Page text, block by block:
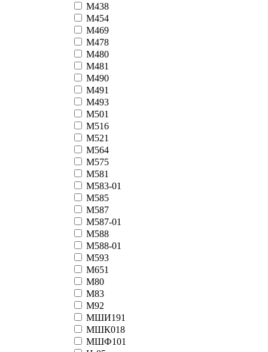
М438
М454
М469
М478
М480
М481
М490
М491
М493
М501
М516
М521
М564
М575
М581
М583-01
М585
М587
М587-01
М588
М588-01
М593
М651
М80
М83
М92
МШИ191
МШК018
МШФ101